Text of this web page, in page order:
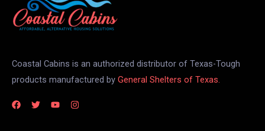
Coastal Cabins is an authorized distributor of Texas-Tough
products manufactured by General Shelters of Texas.